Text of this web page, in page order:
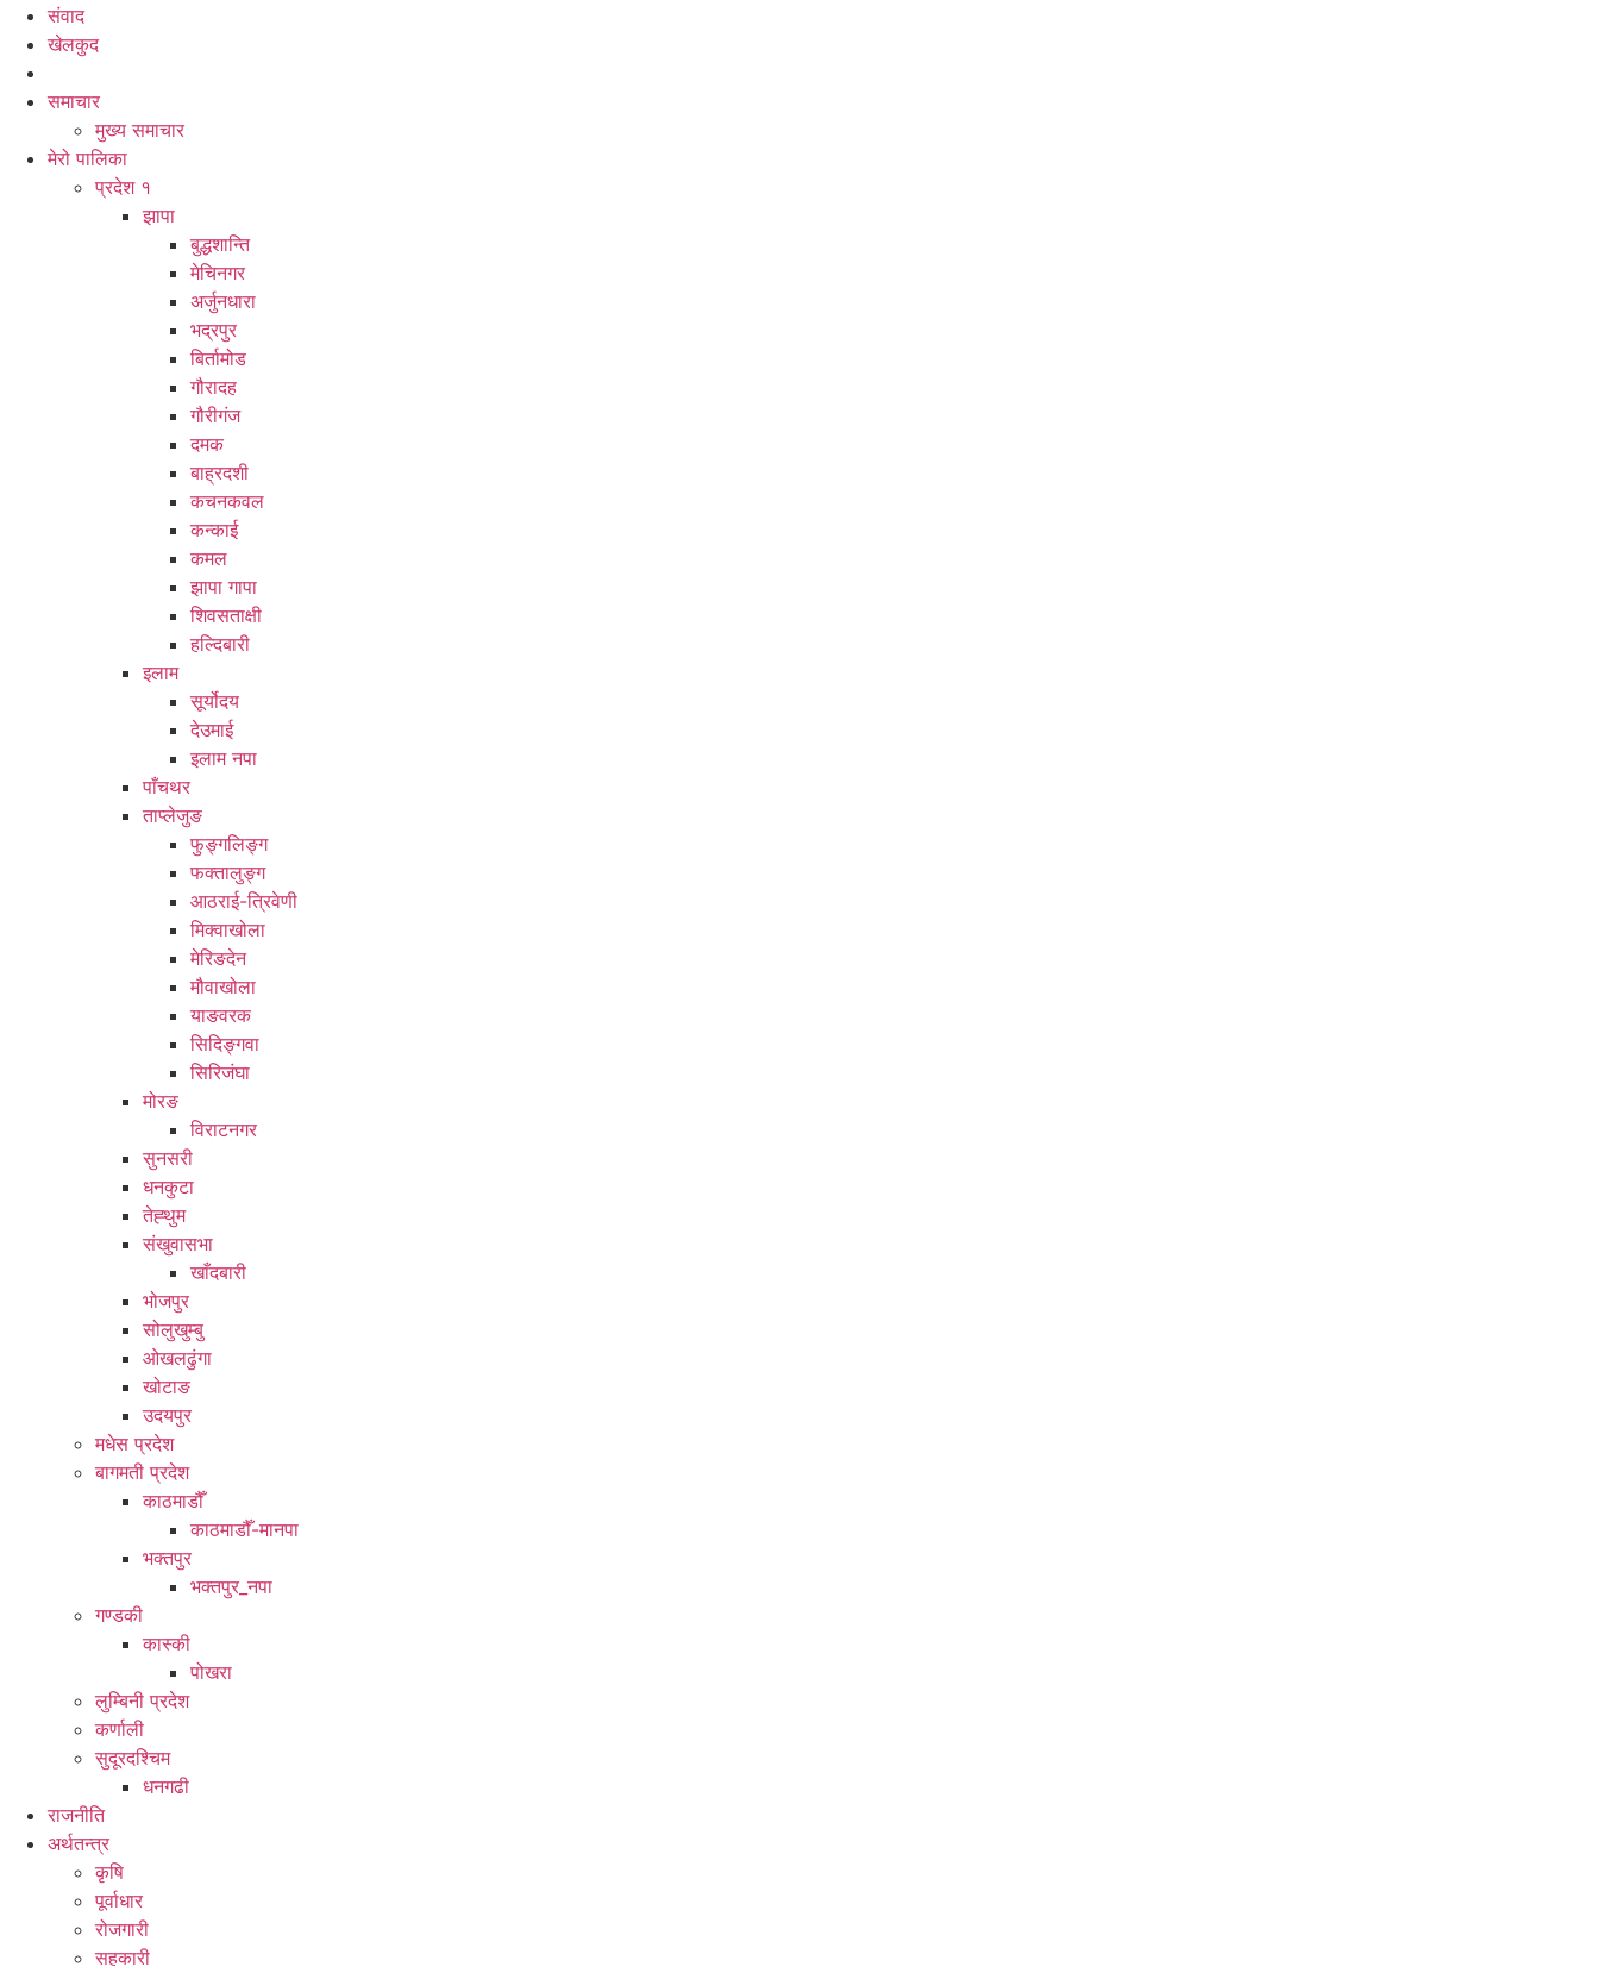
संवाद
खेलकुद
समाचार
मुख्य समाचार
मेरो पालिका
प्रदेश १
झापा
बुद्धशान्ति
मेचिनगर
अर्जुनधारा
भद्रपुर
बिर्तामोड
गौरादह
गौरीगंज
दमक
बाह्रदशी
कचनकवल
कन्काई
कमल
झापा गापा
शिवसताक्षी
हल्दिबारी
इलाम
सूर्योदय
देउमाई
इलाम नपा
पाँचथर
ताप्लेजुङ
फुङ्गलिङ्ग
फक्तालुङ्ग
आठराई-त्रिवेणी
मिक्वाखोला
मेरिङदेन
मौवाखोला
याङवरक
सिदिङ्गवा
सिरिजंघा
मोरङ
विराटनगर
सुनसरी
धनकुटा
तेह्थुम
संखुवासभा
खाँदबारी
भोजपुर
सोलुखुम्बु
ओखलढुंगा
खोटाङ
उदयपुर
मधेस प्रदेश
बागमती प्रदेश
काठमाडौँ
काठमाडौँ-मानपा
भक्तपुर
भक्तपुर_नपा
गण्डकी
कास्की
पोखरा
लुम्बिनी प्रदेश
कर्णाली
सुदूरदश्चिम
धनगढी
राजनीति
अर्थतन्त्र
कृषि
पूर्वाधार
रोजगारी
सहकारी